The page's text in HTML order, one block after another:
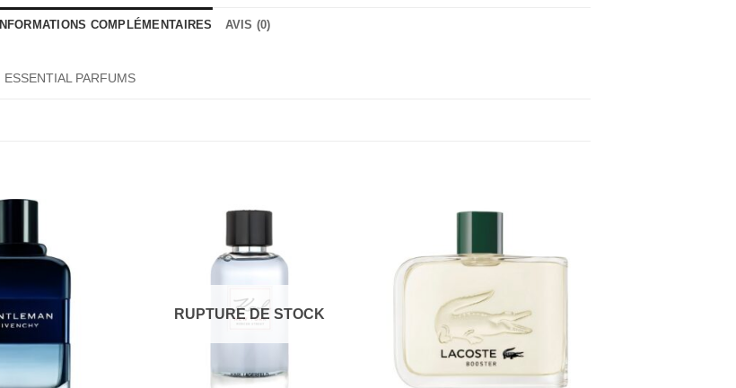
INFORMATIONS COMPLÉMENTAIRES AVIS (0)
ESSENTIAL PARFUMS
RUPTURE DE STOCK